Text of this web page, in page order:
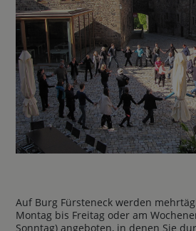
Auf Burg Fürsteneck werden
Montag bis Freitag oder am
Sonntag) angeboten, in denen Sie